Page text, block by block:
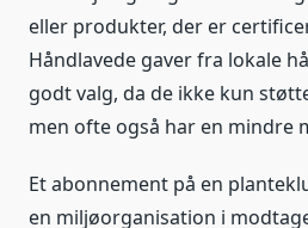
eller produkter, der er
Håndlavede gaver fra lokale
godt valg, da de ikke kun
men ofte også har en mindre
Et abonnement på en
en miljøorganisation i